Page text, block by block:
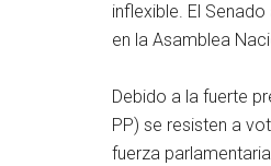
inflexible. El
en la Asamblea
Debido a la fuerte
PP) se resisten a
fuerza